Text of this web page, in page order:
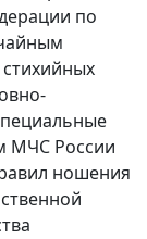
по
МЧС России
ношения